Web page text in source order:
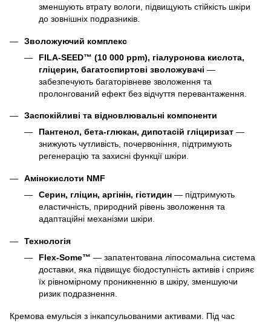
зменшують втрату вологи, підвищують стійкість шкіри
до зовнішніх подразників.
Зволожуючий комплекс
FILA-SEED™ (10 000 ppm), гіалуронова кислота,
гліцерин, багатоспиртові зволожувачі —
забезпечують багаторівневе зволоження та
пролонгований ефект без відчуття перевантаження.
Заспокійливі та відновлювальні компоненти
Пантенол, бета-глюкан, дипотасій гліциризат —
знижують чутливість, почервоніння, підтримують
регенерацію та захисні функції шкіри.
Амінокислоти NMF
Серин, гліцин, аргінін, гістидин — підтримують
еластичність, природний рівень зволоження та
адаптаційні механізми шкіри.
Технологія
Flex-Some™ — запатентована ліпосомальна система
доставки, яка підвищує біодоступність активів і сприяє
їх рівномірному проникненню в шкіру, зменшуючи
ризик подразнення.
Кремова емульсія з інкапсульованими активами. Під час